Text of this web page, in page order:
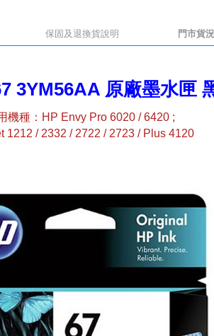
保固及退換貨說明 門市貨況
3YM56AA 原廠墨水匣
機種：HP Envy Pro 6020 / 6420 ;
1212 / 2332 / 2722 / 2723 / Plus 4120